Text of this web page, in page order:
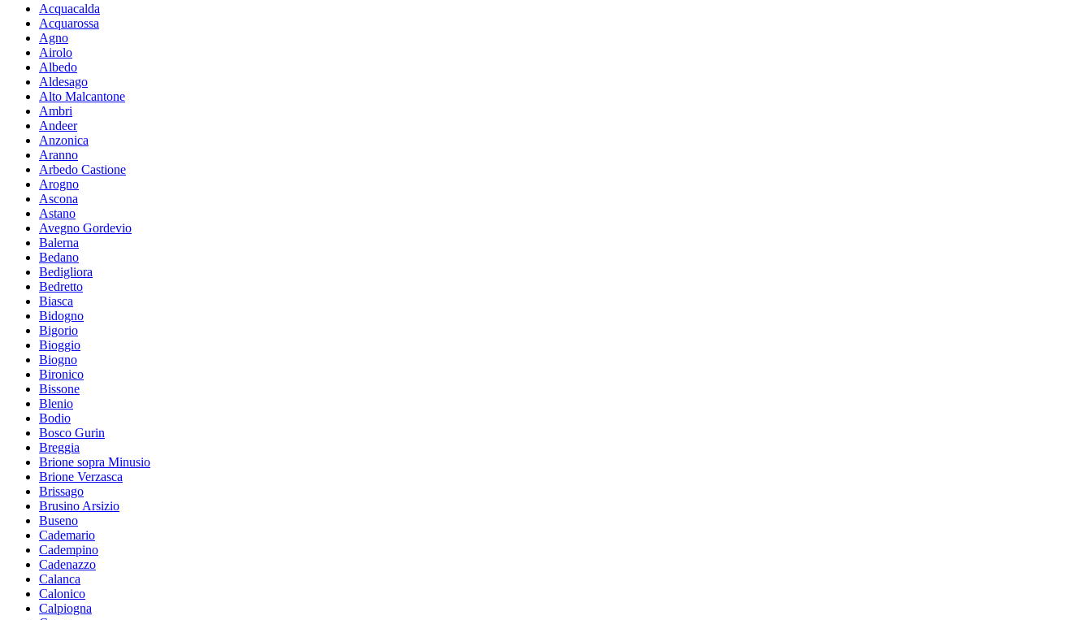
Acquacalda
Acquarossa
Agno
Airolo
Albedo
Aldesago
Alto Malcantone
Ambri
Andeer
Anzonica
Aranno
Arbedo Castione
Arogno
Ascona
Astano
Avegno Gordevio
Balerna
Bedano
Bedigliora
Bedretto
Biasca
Bidogno
Bigorio
Bioggio
Biogno
Bironico
Bissone
Blenio
Bodio
Bosco Gurin
Breggia
Brione sopra Minusio
Brione Verzasca
Brissago
Brusino Arsizio
Buseno
Cademario
Cadempino
Cadenazzo
Calanca
Calonico
Calpiogna